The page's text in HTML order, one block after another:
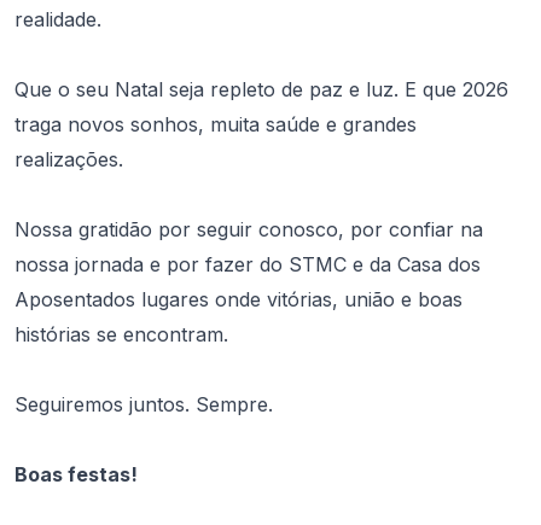
realidade.
Que o seu Natal seja repleto de paz e luz. E que 2026
traga novos sonhos, muita saúde e grandes
realizações.
Nossa gratidão por seguir conosco, por confiar na
nossa jornada e por fazer do STMC e da Casa dos
Aposentados lugares onde vitórias, união e boas
histórias se encontram.
Seguiremos juntos. Sempre.
Boas festas!